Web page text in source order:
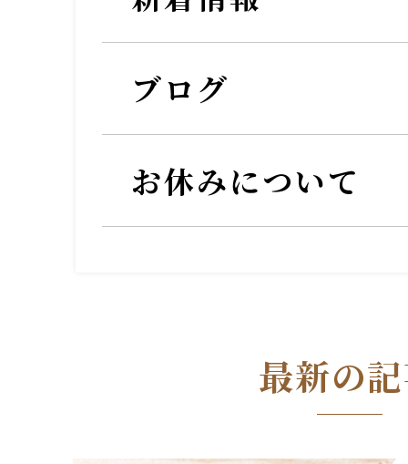
ブログ
お休みについて
最新の